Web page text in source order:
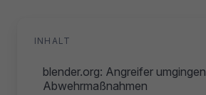
INHALT
blender.org: Angreifer umgingen
Abwehrmaßnahmen